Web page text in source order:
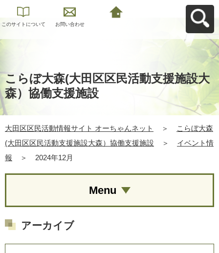
このサイトについて お問い合わせ
こらぼ大森(大田区区民活動支援施設大
森）協働支援施設
大田区区民活動情報サイト オーちゃんネット ＞
こらぼ大森
(大田区区民活動支援施設大森）協働支援施設
＞
イベント情
報
＞ 2024年12月
Menu
アーカイブ